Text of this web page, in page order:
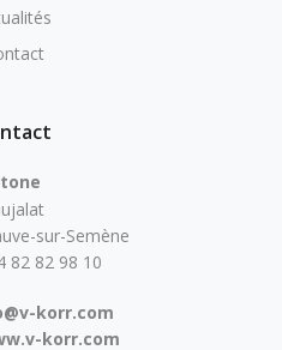
sur-Semène
82 82 98 10
korr.com
korr.com